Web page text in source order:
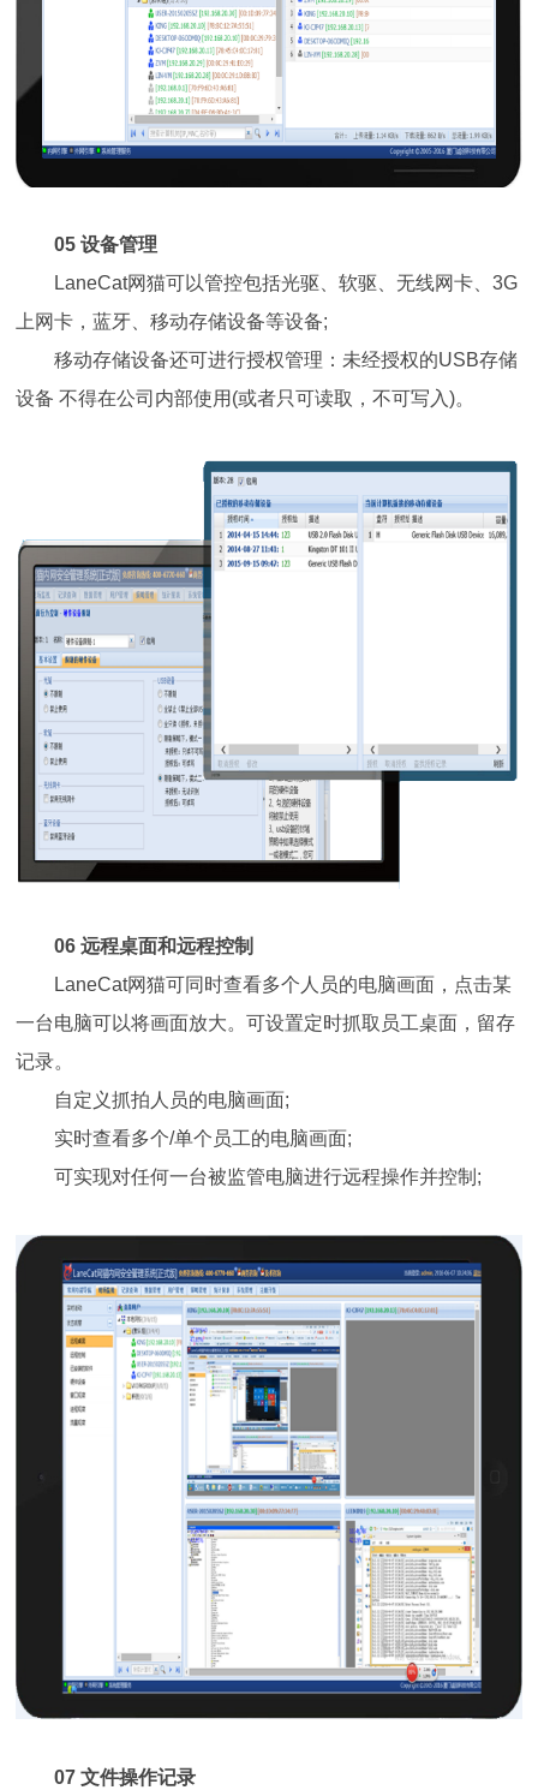
05 设备管理
LaneCat网猫可以管控包括光驱、软驱、无线网卡、3G
上网卡，蓝牙、移动存储设备等设备;
移动存储设备还可进行授权管理：未经授权的USB存储
设备 不得在公司内部使用(或者只可读取，不可写入)。
06 远程桌面和远程控制
LaneCat网猫可同时查看多个人员的电脑画面，点击某
一台电脑可以将画面放大。可设置定时抓取员工桌面，留存
记录。
自定义抓拍人员的电脑画面;
实时查看多个/单个员工的电脑画面;
可实现对任何一台被监管电脑进行远程操作并控制;
07 文件操作记录